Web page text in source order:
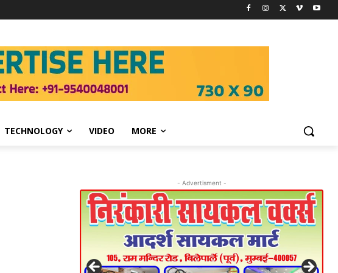
TECHNOLOGY VIDEO MORE
- Advertisment -